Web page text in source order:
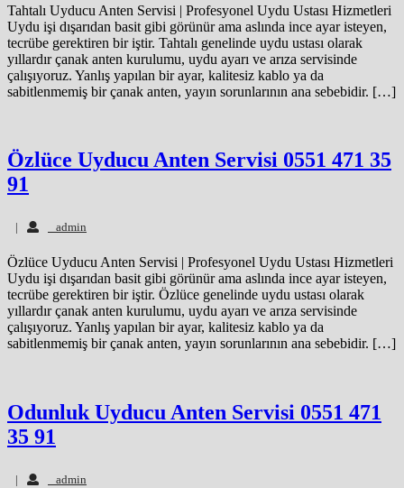
Tahtalı Uyducu Anten Servisi | Profesyonel Uydu Ustası Hizmetleri
Uydu işi dışarıdan basit gibi görünür ama aslında ince ayar isteyen,
tecrübe gerektiren bir iştir. Tahtalı genelinde uydu ustası olarak
yıllardır çanak anten kurulumu, uydu ayarı ve arıza servisinde
çalışıyoruz. Yanlış yapılan bir ayar, kalitesiz kablo ya da
sabitlenmemiş bir çanak anten, yayın sorunlarının ana sebebidir. […]
Özlüce Uyducu Anten Servisi 0551 471 35
91
| admin
Özlüce Uyducu Anten Servisi | Profesyonel Uydu Ustası Hizmetleri
Uydu işi dışarıdan basit gibi görünür ama aslında ince ayar isteyen,
tecrübe gerektiren bir iştir. Özlüce genelinde uydu ustası olarak
yıllardır çanak anten kurulumu, uydu ayarı ve arıza servisinde
çalışıyoruz. Yanlış yapılan bir ayar, kalitesiz kablo ya da
sabitlenmemiş bir çanak anten, yayın sorunlarının ana sebebidir. […]
Odunluk Uyducu Anten Servisi 0551 471
35 91
| admin